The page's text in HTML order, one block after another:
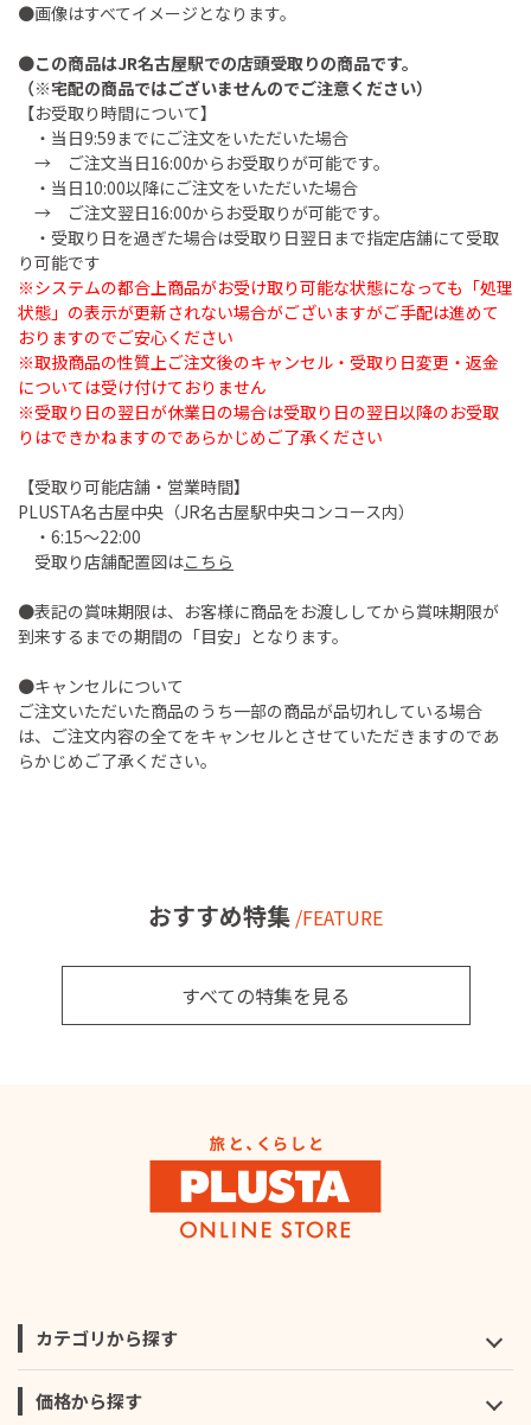
●画像はすべてイメージとなります。
●この商品はJR名古屋駅での店頭受取りの商品です。
（※宅配の商品ではございませんのでご注意ください）
【お受取り時間について】
・当日9:59までにご注文をいただいた場合
→ ご注文当日16:00からお受取りが可能です。
・当日10:00以降にご注文をいただいた場合
→ ご注文翌日16:00からお受取りが可能です。
・受取り日を過ぎた場合は受取り日翌日まで指定店舗にて受取
り可能です
※システムの都合上商品がお受け取り可能な状態になっても「処理
状態」の表示が更新されない場合がございますがご手配は進めて
おりますのでご安心ください
※取扱商品の性質上ご注文後のキャンセル・受取り日変更・返金
については受け付けておりません
※受取り日の翌日が休業日の場合は受取り日の翌日以降のお受取
りはできかねますのであらかじめご了承ください
【受取り可能店舗・営業時間】
PLUSTA名古屋中央（JR名古屋駅中央コンコース内）
・6:15～22:00
受取り店舗配置図はこちら
●表記の賞味期限は、お客様に商品をお渡ししてから賞味期限が
到来するまでの期間の「目安」となります。
●キャンセルについて
ご注文いただいた商品のうち一部の商品が品切れしている場合
は、ご注文内容の全てをキャンセルとさせていただきますのであ
らかじめご了承ください。
おすすめ特集 /FEATURE
すべての特集を見る
カテゴリから探す
価格から探す